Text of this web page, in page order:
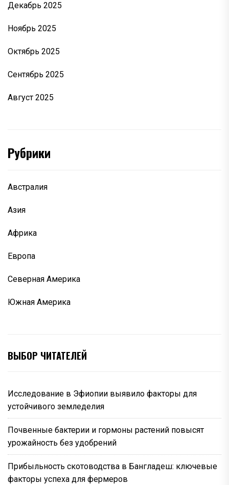
Декабрь 2025
Ноябрь 2025
Октябрь 2025
Сентябрь 2025
Август 2025
Рубрики
Австралия
Азия
Африка
Европа
Северная Америка
Южная Америка
ВЫБОР ЧИТАТЕЛЕЙ
Исследование в Эфиопии выявило факторы для
устойчивого земледелия
Почвенные бактерии и гормоны растений повысят
урожайность без удобрений
Прибыльность скотоводства в Бангладеш: ключевые
факторы успеха для фермеров